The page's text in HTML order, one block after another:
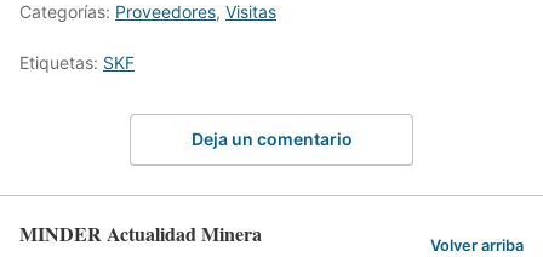
Categorías: Proveedores, Visitas
Etiquetas: SKF
Deja un comentario
MINDER Actualidad Minera Volver arriba